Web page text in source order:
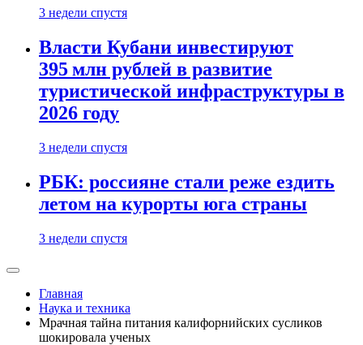
3 недели спустя
Власти Кубани инвестируют
395 млн рублей в развитие
туристической инфраструктуры в
2026 году
3 недели спустя
РБК: россияне стали реже ездить
летом на курорты юга страны
3 недели спустя
Главная
Наука и техника
Мрачная тайна питания калифорнийских сусликов
шокировала ученых